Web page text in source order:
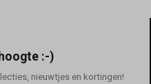
:-)
nieuwtjes en kortingen!